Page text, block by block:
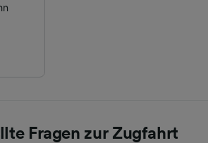
Fragen zur Zugfahrt